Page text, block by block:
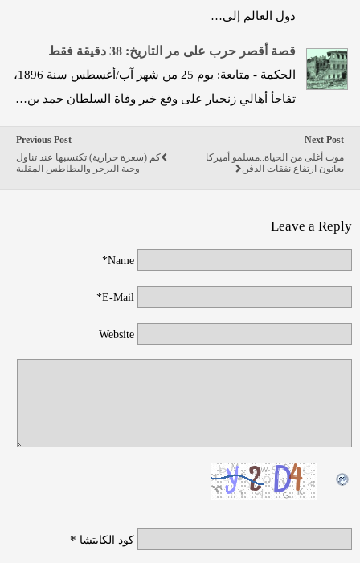
دول العالم إلى…
قصة أقصر حرب على مر التاريخ: 38 دقيقة فقط
الحكمة - متابعة: يوم 25 من شهر آب/أغسطس سنة 1896،
تفاجأ أهالي زنجبار على وقع خبر وفاة السلطان حمد بن…
Previous Post
كم (سعرة حرارية) تكتسبها عند تناول
وجبة البرجر والبطاطس المقلية
Next Post
موت أغلى من الحياة..مسلمو أميركا
يعانون ارتفاع نفقات الدفن
Leave a Reply
Name*
E-Mail*
Website
كود الكابتشا *